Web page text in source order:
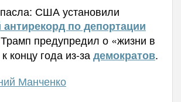
США установили
антирекорд по депортации
предупредил о «жизни в
концу года из-задемократов.
Манченко